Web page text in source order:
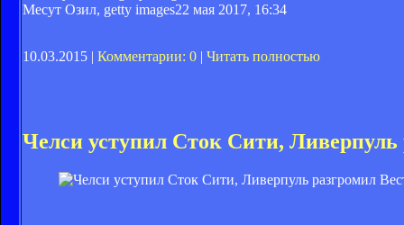
Месут Озил, getty images22 мая 2017, 16:34
10.03.2015 | Комментарии: 0 | Читать полностью
Челси уступил Сток Сити, Ливерпуль